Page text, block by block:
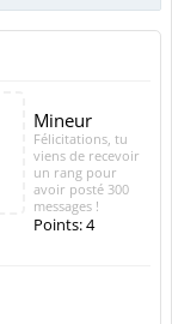
Mineur
Félicitations, tu
viens de recevoir
un rang pour
avoir posté 300
messages !
Points: 4